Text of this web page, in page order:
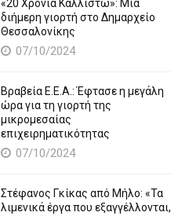
«20 Χρόνια Καλλιστώ»: Μια
διήμερη γιορτή στο Δημαρχείο
Θεσσαλονίκης
07/10/2024
Βραβεία Ε.Ε.Α.: Έφτασε η μεγάλη
ώρα για τη γιορτή της
μικρομεσαίας
επιχειρηματικότητας
07/10/2024
Στέφανος Γκίκας από Μήλο: «Τα
λιμενικά έργα που εξαγγέλλονται,